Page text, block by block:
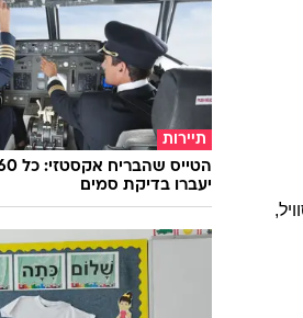
,
תיירות
יעברו בדיקת סמים